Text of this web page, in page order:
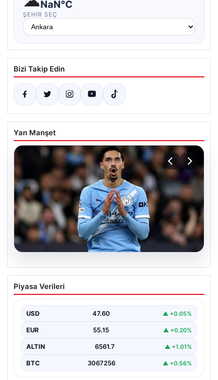
NaN°C
ŞEHIR SEÇ
Bizi Takip Edin
Yan Manşet
04.08.2026
Galatasaray’da orta sahaya dev isim!
Manchester City’nin yıldızı Tijjani
Piyasa Verileri
USD 47.60 ▲ +0.05%
EUR 55.15 ▲ +0.20%
ALTIN 6561.7 ▲ +1.01%
BTC 3067256 ▲ +0.56%